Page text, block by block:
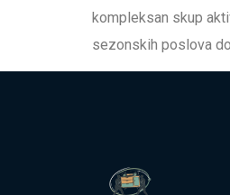
kompleksan skup
sezonskih poslova